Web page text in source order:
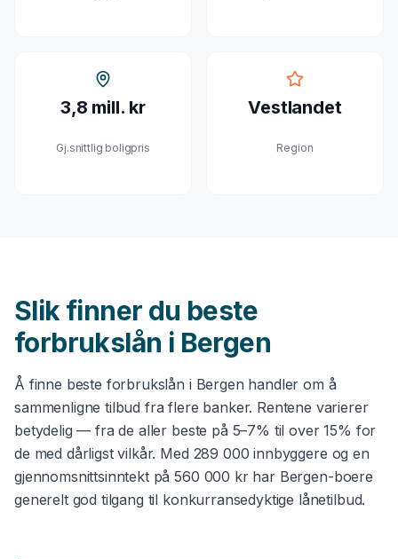
3,8 mill. kr
Gj.snittlig boligpris
Vestlandet
Region
Slik finner du beste
forbrukslån i Bergen
Å finne beste forbrukslån i Bergen handler om å
sammenligne tilbud fra flere banker. Rentene varierer
betydelig — fra de aller beste på 5–7% til over 15% for
de med dårligst vilkår. Med 289 000 innbyggere og en
gjennomsnittsinntekt på560 000 krhar Bergen-boere
generelt god tilgang til konkurransedyktige lånetilbud.